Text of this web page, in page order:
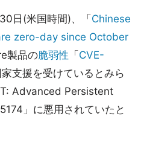
日(米国時間)、「 Chinese
zero-day since October
製品の脆弱性 「 CVE-
家支援を受けているとみら
Advanced Persistent
」に悪用されていたと